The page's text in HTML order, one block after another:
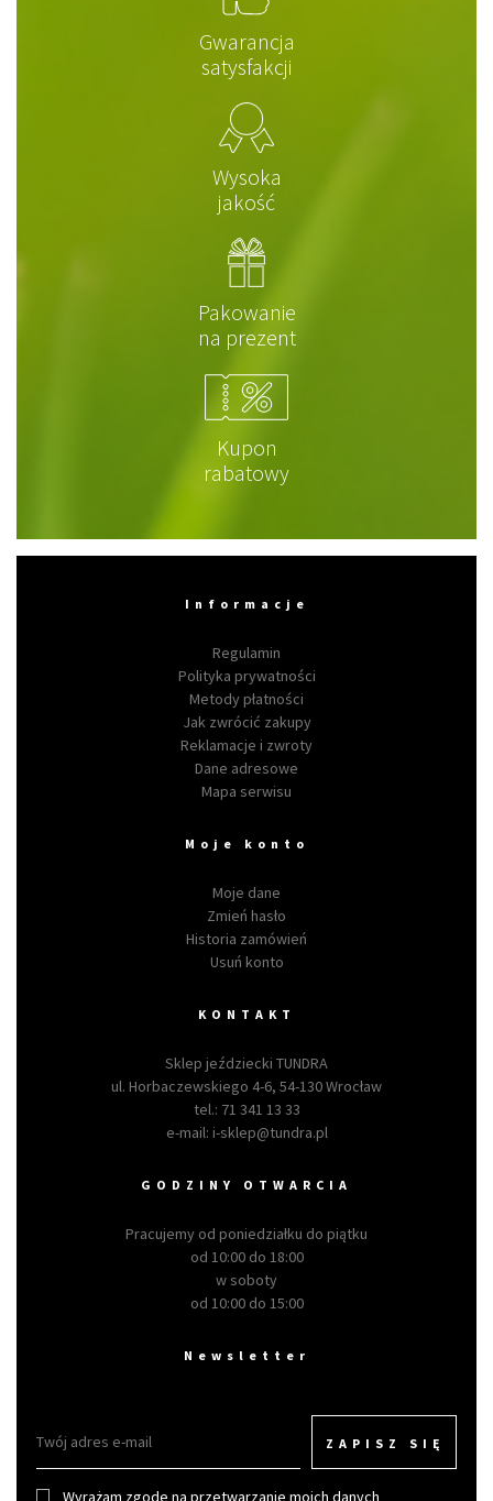
Gwarancja
satysfakcji
Wysoka
jakość
Pakowanie
na prezent
Kupon
rabatowy
Informacje
Regulamin
Polityka prywatności
Metody płatności
Jak zwrócić zakupy
Reklamacje i zwroty
Dane adresowe
Mapa serwisu
Moje konto
Moje dane
Zmień hasło
Historia zamówień
Usuń konto
KONTAKT
Sklep jeździecki TUNDRA
ul. Horbaczewskiego 4-6, 54-130 Wrocław
tel.: 71 341 13 33
e-mail: i-sklep@tundra.pl
GODZINY OTWARCIA
Pracujemy od poniedziałku do piątku
od 10:00 do 18:00
w soboty
od 10:00 do 15:00
Newsletter
ZAPISZ SIĘ
Wyrażam zgodę na przetwarzanie moich danych